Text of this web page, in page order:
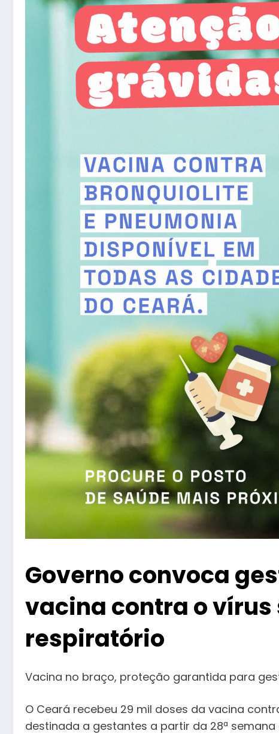
Governo convoca
vacina contra o
respiratório
Vacina no braço, proteção garantida para
O Ceará recebeu 29 mil doses da vacina
destinada a gestantes a partir da 28ª